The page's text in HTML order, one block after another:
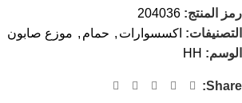
رمز المنتج: 204036
التصنيفات: اكسسوارات , حمام , موزع صابون
الوسم: HH
Share: